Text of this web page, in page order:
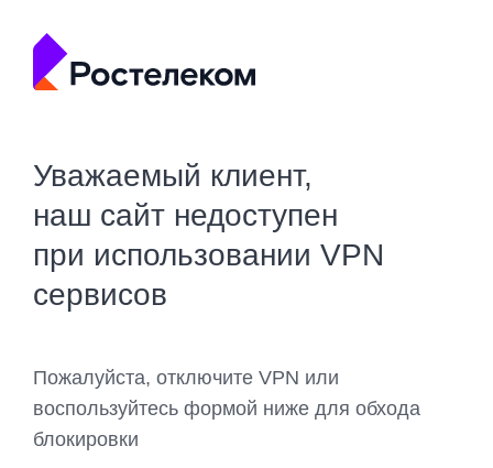
Уважаемый клиент,
наш сайт недоступен
при использовании VPN
сервисов
Пожалуйста, отключите VPN или
воспользуйтесь формой ниже для обхода
блокировки